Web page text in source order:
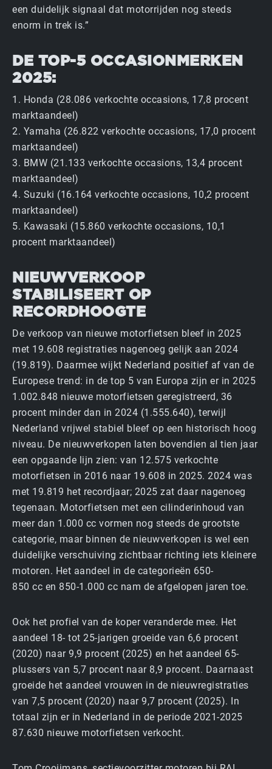
een duidelijk signaal dat motorrijden nog steeds
enorm in trek is.”
DE TOP-5 OCCASIONMERKEN
2025:
1. Honda (28.086 verkochte occasions, 17,8 procent
marktaandeel)
2. Yamaha (26.822 verkochte occasions, 17,0 procent
marktaandeel)
3. BMW (21.133 verkochte occasions, 13,4 procent
marktaandeel)
4. Suzuki (16.164 verkochte occasions, 10,2 procent
marktaandeel)
5. Kawasaki (15.860 verkochte occasions, 10,1
procent marktaandeel)
NIEUWVERKOOP
STABILISEERT OP
RECORDHOOGTE
De verkoop van nieuwe motorfietsen bleef in 2025
met 19.608 registraties nagenoeg gelijk aan 2024
(19.819). Daarmee wijkt Nederland positief af van de
Europese trend: in de top 5 van Europa zijn er in 2025
1.002.848 nieuwe motorfietsen geregistreerd, 36
procent minder dan in 2024 (1.555.640), terwijl
Nederland vrijwel stabiel bleef op een historisch hoog
niveau. De nieuw­verkopen laten bovendien al tien jaar
een opgaande lijn zien: van 12.575 verkochte
motorfietsen in 2016 naar 19.608 in 2025. 2024 was
met 19.819 het recordjaar; 2025 zat daar nagenoeg
tegenaan. Motorfietsen met een cilinderinhoud van
meer dan 1.000 cc vormen nog steeds de grootste
categorie, maar binnen de nieuw­verkopen is wel een
duidelijke verschuiving zichtbaar richting iets kleinere
motoren. Het aandeel in de categorieën 650-
850 cc en 850-1.000 cc nam de afgelopen jaren toe.
Ook het profiel van de koper veranderde mee. Het
aandeel 18- tot 25-jarigen groeide van 6,6 procent
(2020) naar 9,9 procent (2025) en het aandeel 65-
plussers van 5,7 procent naar 8,9 procent. Daarnaast
groeide het aandeel vrouwen in de nieuw­registraties
van 7,5 procent (2020) naar 9,7 procent (2025). In
totaal zijn er in Nederland in de periode 2021-2025
87.630 nieuwe motorfietsen verkocht.